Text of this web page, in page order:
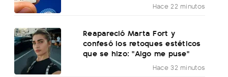
Hace 22 minutos
Reapareció Marta Fort y
confesó los retoques estéticos
que se hizo: "Algo me puse"
Hace 32 minutos